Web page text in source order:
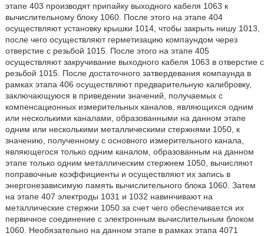
этапе 403 производят припайку выходного кабеля 1063 к
вычислительному блоку 1060. После этого на этапе 404
осуществляют установку крышки 1014, чтобы закрыть нишу 1013,
после чего осуществляют герметизацию компаундом через
отверстие с резьбой 1015. После этого на этапе 405
осуществляют закручивание выходного кабеля 1063 в отверстие с
резьбой 1015. После достаточного затвердевания компаунда в
рамках этапа 406 осуществляют предварительную калибровку,
заключающуюся в приведении значений, получаемых с
компенсационных измерительных каналов, являющихся одним
или несколькими каналами, образованными на данном этапе
одним или несколькими металлическими стержнями 1050, к
значению, полученному с основного измерительного канала,
являющегося только одним каналом, образованным на данном
этапе только одним металлическим стержнем 1050, вычисляют
поправочные коэффициенты и осуществляют их запись в
энергонезависимую память вычислительного блока 1060. Затем
на этапе 407 электроды 1031 и 1032 навинчивают на
металлические стержни 1050 за счет чего обеспечивается их
первичное соединение с электронным вычислительным блоком
1060. Необязательно на данном этапе в рамках этапа 4071